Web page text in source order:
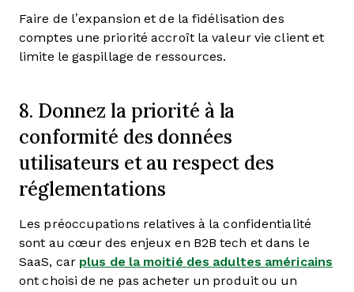
Faire de l’expansion et de la fidélisation des
comptes une priorité accroît la valeur vie client et
limite le gaspillage de ressources.
8. Donnez la priorité à la
conformité des données
utilisateurs et au respect des
réglementations
Les préoccupations relatives à la confidentialité
sont au cœur des enjeux en B2B tech et dans le
SaaS, car plus de la moitié des adultes américains
ont choisi de ne pas acheter un produit ou un